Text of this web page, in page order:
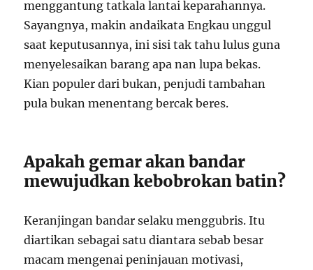
menggantung tatkala lantai keparahannya.
Sayangnya, makin andaikata Engkau unggul
saat keputusannya, ini sisi tak tahu lulus guna
menyelesaikan barang apa nan lupa bekas.
Kian populer dari bukan, penjudi tambahan
pula bukan menentang bercak beres.
Apakah gemar akan bandar
mewujudkan kebobrokan batin?
Keranjingan bandar selaku menggubris. Itu
diartikan sebagai satu diantara sebab besar
macam mengenai peninjauan motivasi,